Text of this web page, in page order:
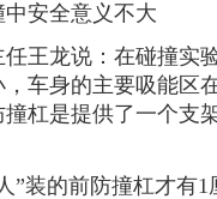
安全意义不大
龙说：在碰撞实
车身的主要吸能区
杠是提供了一个支
的前防撞杠才有1